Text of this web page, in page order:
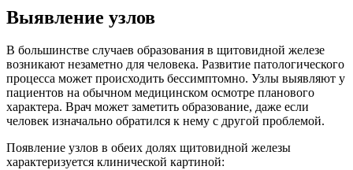
Выявление узлов
В большинстве случаев образования в щитовидной железе
возникают незаметно для человека. Развитие патологического
процесса может происходить бессимптомно. Узлы выявляют у
пациентов на обычном медицинском осмотре планового
характера. Врач может заметить образование, даже если
человек изначально обратился к нему с другой проблемой.
Появление узлов в обеих долях щитовидной железы
характеризуется клинической картиной: